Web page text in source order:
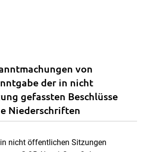
von
der in nicht
gefassten Beschlüsse
Niederschriften
nicht öffentlichen Sitzungen